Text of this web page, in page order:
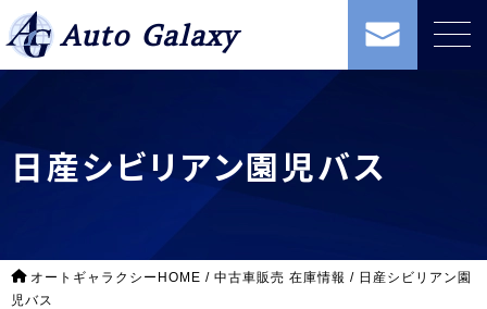
Auto Galaxy
日産シビリアン園児バス
オートギャラクシーHOME / 中古車販売 在庫情報 / 日産シビリアン園
児バス